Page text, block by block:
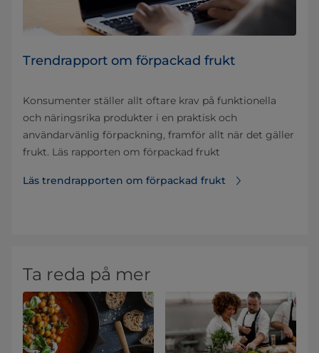
Trendrapport om förpackad frukt
Konsumenter ställer allt oftare krav på funktionella
och näringsrika produkter i en praktisk och
användarvänlig förpackning, framför allt när det gäller
frukt. Läs rapporten om förpackad frukt
Läs trendrapporten om förpackad frukt
Ta reda på mer